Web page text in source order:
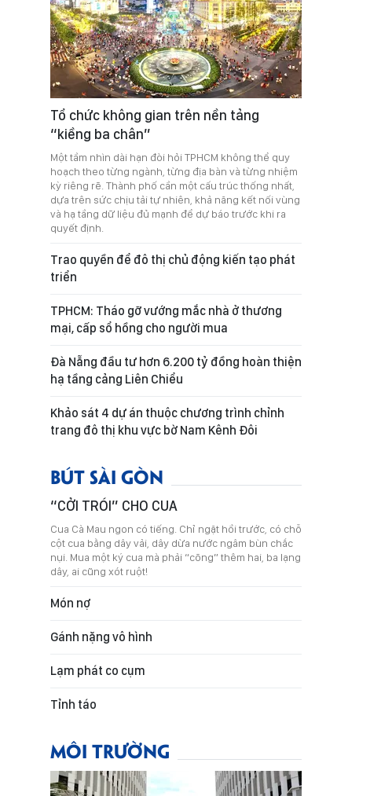
Tổ chức không gian trên nền tảng
“kiềng ba chân”
Một tầm nhìn dài hạn đòi hỏi TPHCM không thể quy
hoạch theo từng ngành, từng địa bàn và từng nhiệm
kỳ riêng rẽ. Thành phố cần một cấu trúc thống nhất,
dựa trên sức chịu tải tự nhiên, khả năng kết nối vùng
và hạ tầng dữ liệu đủ mạnh để dự báo trước khi ra
quyết định.
Trao quyền để đô thị chủ động kiến tạo phát
triển
TPHCM: Tháo gỡ vướng mắc nhà ở thương
mại, cấp sổ hồng cho người mua
Đà Nẵng đầu tư hơn 6.200 tỷ đồng hoàn thiện
hạ tầng cảng Liên Chiểu
Khảo sát 4 dự án thuộc chương trình chỉnh
trang đô thị khu vực bờ Nam Kênh Đôi
BÚT SÀI GÒN
“CỞI TRÓI” CHO CUA
Cua Cà Mau ngon có tiếng. Chỉ ngặt hồi trước, có chỗ
cột cua bằng dây vải, dây dừa nước ngâm bùn chắc
nụi. Mua một ký cua mà phải “cõng” thêm hai, ba lạng
dây, ai cũng xót ruột!
Món nợ
Gánh nặng vô hình
Lạm phát co cụm
Tỉnh táo
MÔI TRƯỜNG